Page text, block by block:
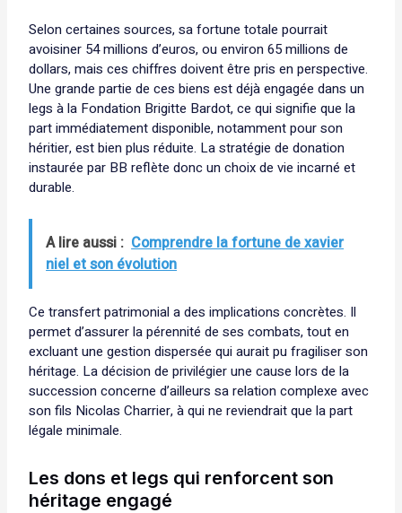
Selon certaines sources, sa fortune totale pourrait
avoisiner 54 millions d’euros, ou environ 65 millions de
dollars, mais ces chiffres doivent être pris en perspective.
Une grande partie de ces biens est déjà engagée dans un
legs à la Fondation Brigitte Bardot, ce qui signifie que la
part immédiatement disponible, notamment pour son
héritier, est bien plus réduite. La stratégie de donation
instaurée par BB reflète donc un choix de vie incarné et
durable.
A lire aussi : Comprendre la fortune de xavier
niel et son évolution
Ce transfert patrimonial a des implications concrètes. Il
permet d’assurer la pérennité de ses combats, tout en
excluant une gestion dispersée qui aurait pu fragiliser son
héritage. La décision de privilégier une cause lors de la
succession concerne d’ailleurs sa relation complexe avec
son fils Nicolas Charrier, à qui ne reviendrait que la part
légale minimale.
Les dons et legs qui renforcent son
héritage engagé